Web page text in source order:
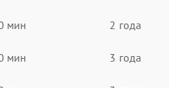
мин 2 года
мин 3 года